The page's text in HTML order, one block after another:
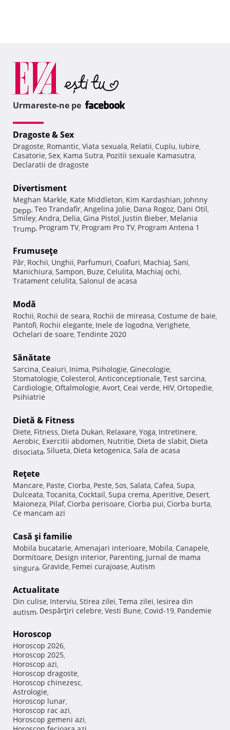
Urmareste-ne pe
Dragoste & Sex
Dragoste, Romantic, Viata sexuala, Relatii, Cuplu, Iubire,
Casatorie, Sex, Kama Sutra, Pozitii sexuale Kamasutra,
Declaratii de dragoste
Divertisment
Meghan Markle, Kate Middleton, Kim Kardashian, Johnny
Depp, Teo Trandafir, Angelina Jolie, Dana Rogoz, Dani Otil,
Smiley, Andra, Delia, Gina Pistol, Justin Bieber, Melania
Trump, Program TV, Program Pro TV, Program Antena 1
Frumuseţe
Păr, Rochii, Unghii, Parfumuri, Coafuri, Machiaj, Sani,
Manichiura, Sampon, Buze, Celulita, Machiaj ochi,
Tratament celulita, Salonul de acasa
Modă
Rochii, Rochii de seara, Rochii de mireasa, Costume de baie,
Pantofi, Rochii elegante, Inele de logodna, Verighete,
Ochelari de soare, Tendinte 2020
Sănătate
Sarcina, Ceaiuri, Inima, Psihologie, Ginecologie,
Stomatologie, Colesterol, Anticonceptionale, Test sarcina,
Cardiologie, Oftalmologie, Avort, Ceai verde, HIV, Ortopedie,
Psihiatrie
Dietă & Fitness
Diete, Fitness, Dieta Dukan, Relaxare, Yoga, Intretinere,
Aerobic, Exercitii abdomen, Nutritie, Dieta de slabit, Dieta
disociata, Silueta, Dieta ketogenica, Sala de acasa
Reţete
Mancare, Paste, Ciorba, Peste, Sos, Salata, Cafea, Supa,
Dulceata, Tocanita, Cocktail, Supa crema, Aperitive, Desert,
Maioneza, Pilaf, Ciorba perisoare, Ciorba pui, Ciorba burta,
Ce mancam azi
Casă şi familie
Mobila bucatarie, Amenajari interioare, Mobila, Canapele,
Dormitoare, Design interior, Parenting, Jurnal de mama
singura, Gravide, Femei curajoase, Autism
Actualitate
Din culise, Interviu, Stirea zilei, Tema zilei, Iesirea din
autism, Despărţiri celebre, Vesti Bune, Covid-19, Pandemie
Horoscop
Horoscop 2026,
Horoscop 2025,
Horoscop azi,
Horoscop dragoste,
Horoscop chinezesc,
Astrologie,
Horoscop lunar,
Horoscop rac azi,
Horoscop gemeni azi,